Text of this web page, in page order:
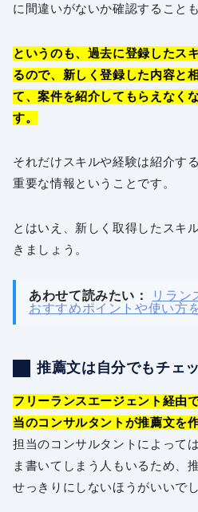
に間違いがないか確認すること
というのも、過去に登録したス
るので、新しく登録した内容と
て、案件を紹介してもらえなく
す。
それだけスキルや経験は紹介す
重要な情報ということです。
とはいえ、新しく取得したスキ
きましょう。
あわせて読みたい：
リラン
おすすめポイントや使い方
推薦文は自分でもチェ
フリーランスエージェント経由
当のコンサルタントが推薦文を
担当のコンサルタントによって
ま書いてしまう人もいるため、
せっきりにしないほうがいいでし